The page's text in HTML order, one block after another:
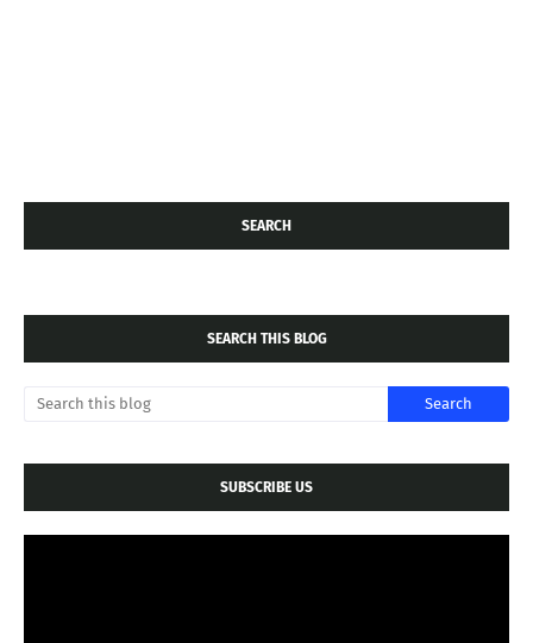
SEARCH
SEARCH THIS BLOG
SUBSCRIBE US